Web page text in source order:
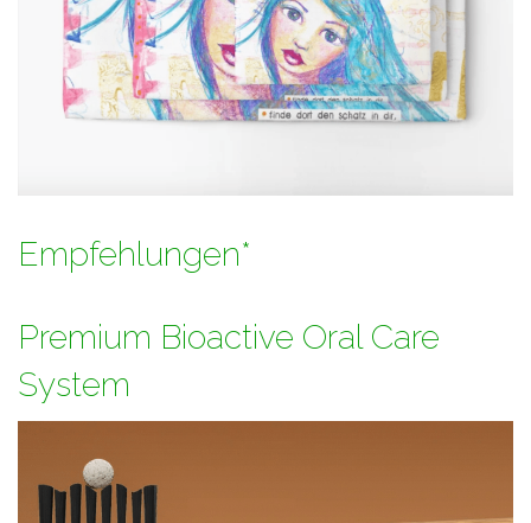
Empfehlungen*
Premium Bioactive Oral Care
System